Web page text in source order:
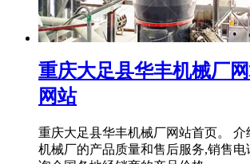
重庆大足县华丰机械厂
网站
重庆大足县华丰机械厂网站首页。
机械厂的产品质量和售后服务,销售电